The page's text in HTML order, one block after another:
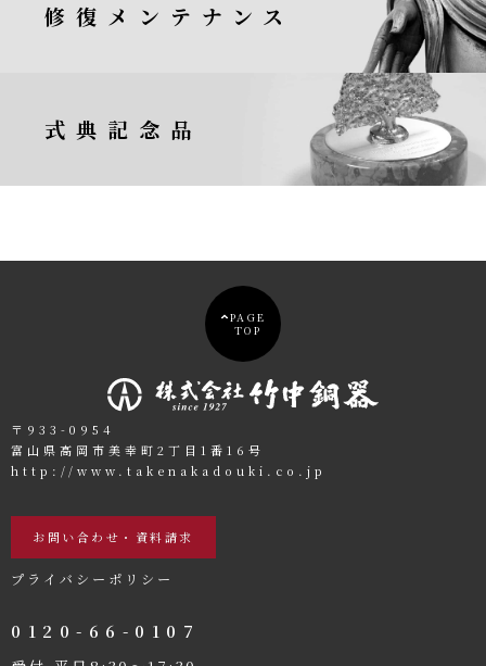
修復メンテナンス
式典記念品
0120-66-0107
お問い合わせ・資料請求
プライバシーポリシー
〒933-0954
富山県高岡市美幸町2丁目1番16号
http://www.takenakadouki.co.jp
PAGE
TOP